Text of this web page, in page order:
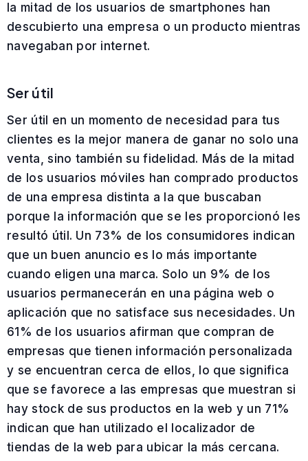
la mitad de los usuarios de smartphones han
descubierto una empresa o un producto mientras
navegaban por internet.
Ser útil
Ser útil en un momento de necesidad para tus
clientes es la mejor manera de ganar no solo una
venta, sino también su fidelidad. Más de la mitad
de los usuarios móviles han comprado productos
de una empresa distinta a la que buscaban
porque la información que se les proporcionó les
resultó útil. Un 73% de los consumidores indican
que un buen anuncio es lo más importante
cuando eligen una marca. Solo un 9% de los
usuarios permanecerán en una página web o
aplicación que no satisface sus necesidades. Un
61% de los usuarios afirman que compran de
empresas que tienen información personalizada
y se encuentran cerca de ellos, lo que significa
que se favorece a las empresas que muestran si
hay stock de sus productos en la web y un 71%
indican que han utilizado el localizador de
tiendas de la web para ubicar la más cercana.